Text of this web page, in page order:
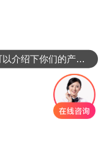
可以介绍下你们的产品么？